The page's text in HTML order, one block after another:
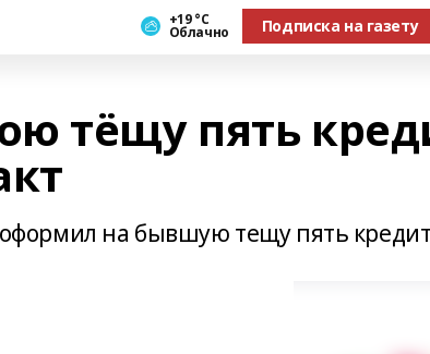
+19 °С
Облачно Подписка на газету
тёщу пять
на бывшую тещу пять